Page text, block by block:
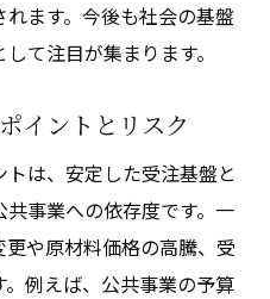
ます。今後も社会の基盤
て注目が集まります。
イントとリスク
は、安定した受注基盤と
事業への依存度です。一
や原材料価格の高騰、受
例えば、公共事業の予算